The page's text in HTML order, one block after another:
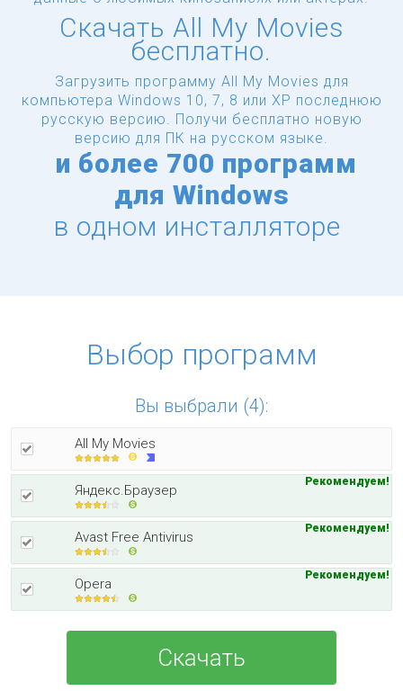
Скачать All My Movies
бесплатно.
Загрузить программу All My Movies для
компьютера Windows 10, 7, 8 или XP последнюю
русскую версию.
Получи бесплатно новую
версию для ПК на русском языке.
и более 700 программ
для Windows
в одном инсталляторе
Выбор программ
Вы выбрали (4):
All My Movies
Яндекс.Браузер
Рекомендуем!
Avast Free Antivirus
Рекомендуем!
Opera
Рекомендуем!
Скачать